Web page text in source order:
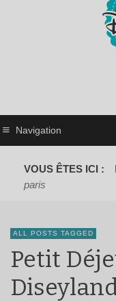
Navigation
VOUS ÊTES ICI :
paris
ALL POSTS TAGGED
Petit